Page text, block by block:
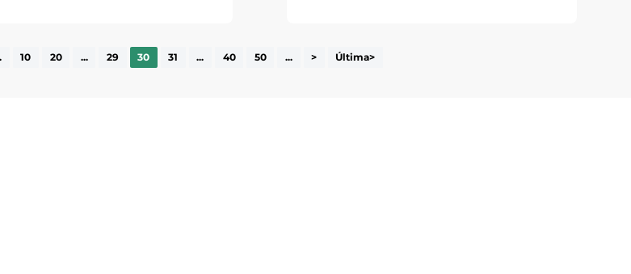
10 20 ... 29 30 31 ... 40 50 ... > Última>